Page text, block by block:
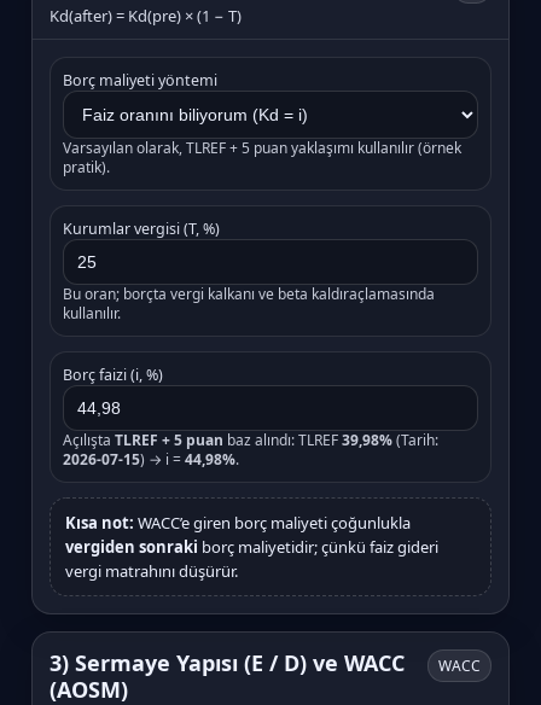
Kd(after) = Kd(pre) × (1 − T)
Borç maliyeti yöntemi
Varsayılan olarak, TLREF + 5 puan yaklaşımı kullanılır (örnek
pratik).
Kurumlar vergisi (T, %)
Bu oran; borçta vergi kalkanı ve beta kaldıraçlamasında
kullanılır.
Borç faizi (i, %)
Açılışta TLREF + 5 puan baz alındı: TLREF39,98%(Tarih:
2026-07-15) → i =44,98%.
Kısa not: WACC’e giren borç maliyeti çoğunlukla
vergiden sonraki borç maliyetidir; çünkü faiz gideri
vergi matrahını düşürür.
3) Sermaye Yapısı (E / D) ve WACC
(AOSM)
WACC